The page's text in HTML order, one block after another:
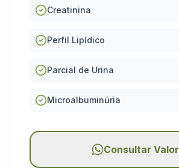
Creatinina
Perfil Lipídico
Parcial de Urina
Microalbuminúria
Consultar Valor